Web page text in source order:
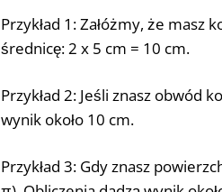
Przykład 1: Załóżmy, że
średnicę: 2 x 5 cm = 10 cm.
Przykład 2: Jeśli znasz obwód
wynik około 10 cm.
Przykład 3: Gdy znasz